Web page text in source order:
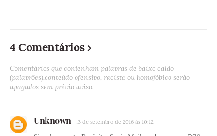
4 Comentários
Comentários que contenham palavras de baixo calão
(palavrões),conteúdo ofensivo, racista ou homofóbico serão
apagados sem prévio aviso.
Unknown 13 de setembro de 2016 às 10:12